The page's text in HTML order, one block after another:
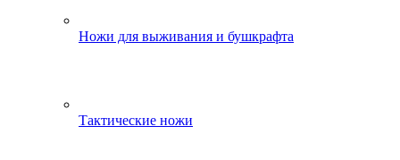
Ножи для выживания и бушкрафта
Тактические ножи